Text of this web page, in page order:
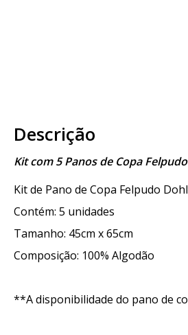
Descrição
Kit com 5 Panos de Copa
Kit de Pano de Copa Felpudo
Contém: 5 unidades
Tamanho: 45cm x 65cm
Composição: 100% Algodão
**A disponibilidade do pano de